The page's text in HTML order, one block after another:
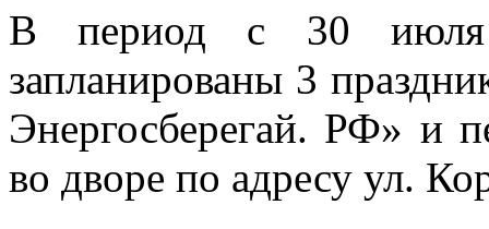
В период с 30
запланированы 3
Энергосберегай. РФ» и
во дворе по адресу ул.